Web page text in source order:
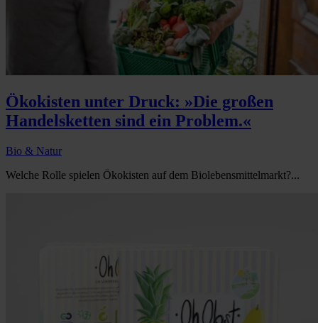
Ökokisten unter Druck: »Die großen
Handelsketten sind ein Problem.«
Bio & Natur
Welche Rolle spielen Ökokisten auf dem Biolebensmittelmarkt?...